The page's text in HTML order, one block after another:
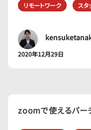
リモートワーク スタ
2020年12月29日
zoomで使えるバー